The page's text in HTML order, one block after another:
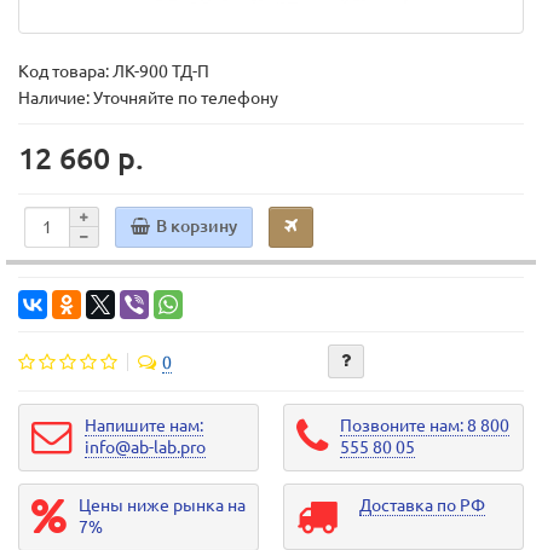
Код товара: ЛК-900 ТД-П
Наличие: Уточняйте по телефону
12 660 р.
В корзину
0
Напишите нам:
info@ab-lab.pro
Позвоните нам: 8 800
555 80 05
Цены ниже рынка на
7%
Доставка по РФ